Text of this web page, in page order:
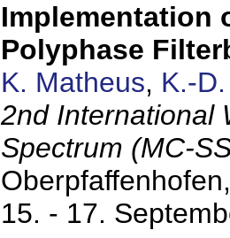
Implementation
Polyphase
K. Matheus, K.-
2nd International
Spectrum (MC-
15. - 17.